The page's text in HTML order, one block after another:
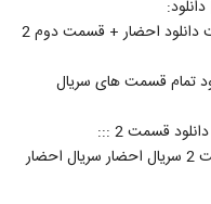
(جهت دانلود احضار + قسمت دوم 2
تمام قسمت های سریال
قسمت 2 :::
احضار